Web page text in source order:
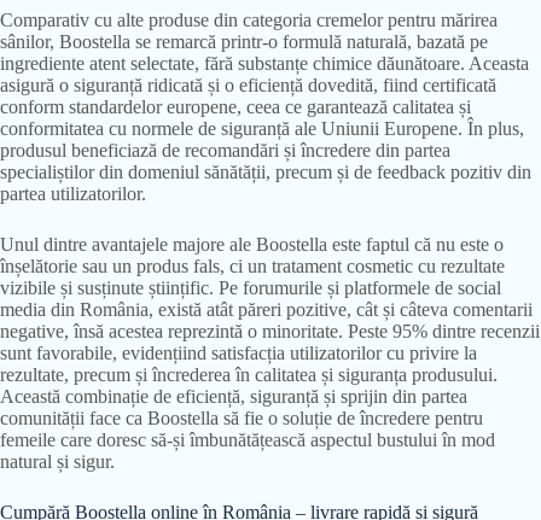
Comparativ cu alte produse din categoria cremelor pentru mărirea
sânilor, Boostella se remarcă printr-o formulă naturală, bazată pe
ingrediente atent selectate, fără substanțe chimice dăunătoare. Aceasta
asigură o siguranță ridicată și o eficiență dovedită, fiind certificată
conform standardelor europene, ceea ce garantează calitatea și
conformitatea cu normele de siguranță ale Uniunii Europene. În plus,
produsul beneficiază de recomandări și încredere din partea
specialiștilor din domeniul sănătății, precum și de feedback pozitiv din
partea utilizatorilor.
Unul dintre avantajele majore ale Boostella este faptul că nu este o
înșelătorie sau un produs fals, ci un tratament cosmetic cu rezultate
vizibile și susținute științific. Pe forumurile și platformele de social
media din România, există atât păreri pozitive, cât și câteva comentarii
negative, însă acestea reprezintă o minoritate. Peste 95% dintre recenzii
sunt favorabile, evidențiind satisfacția utilizatorilor cu privire la
rezultate, precum și încrederea în calitatea și siguranța produsului.
Această combinație de eficiență, siguranță și sprijin din partea
comunității face ca Boostella să fie o soluție de încredere pentru
femeile care doresc să-și îmbunătățească aspectul bustului în mod
natural și sigur.
Cumpără Boostella online în România – livrare rapidă și sigură